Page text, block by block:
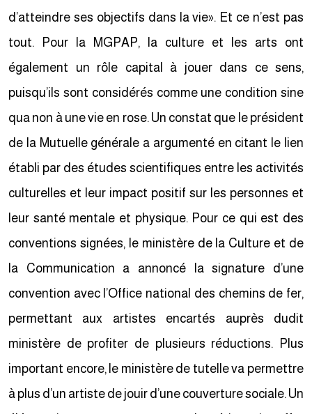
d’atteindre ses objectifs dans la vie». Et ce n’est pas
tout. Pour la MGPAP, la culture et les arts ont
également un rôle capital à jouer dans ce sens,
puisqu’ils sont considérés comme une condition sine
qua non à une vie en rose. Un constat que le président
de la Mutuelle générale a argumenté en citant le lien
établi par des études scientifiques entre les activités
culturelles et leur impact positif sur les personnes et
leur santé mentale et physique. Pour ce qui est des
conventions signées, le ministère de la Culture et de
la Communication a annoncé la signature d’une
convention avec l’Office national des chemins de fer,
permettant aux artistes encartés auprès dudit
ministère de profiter de plusieurs réductions. Plus
important encore, le ministère de tutelle va permettre
à plus d’un artiste de jouir d’une couverture sociale. Un